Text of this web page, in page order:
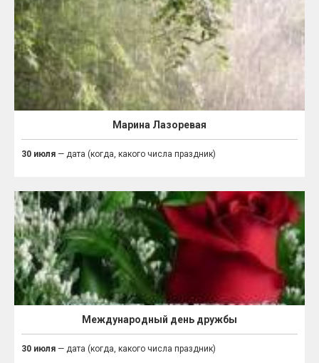
Марина Лазоревая
30 июля — дата (когда, какого числа праздник)
Международный день дружбы
30 июля — дата (когда, какого числа праздник)